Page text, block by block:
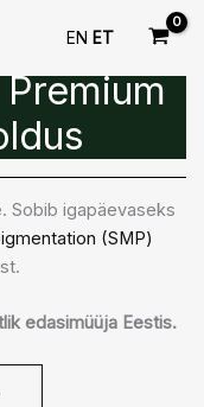
EN ET
Sobib igapäevaseks
(SMP)
edasimüüja Eestis.